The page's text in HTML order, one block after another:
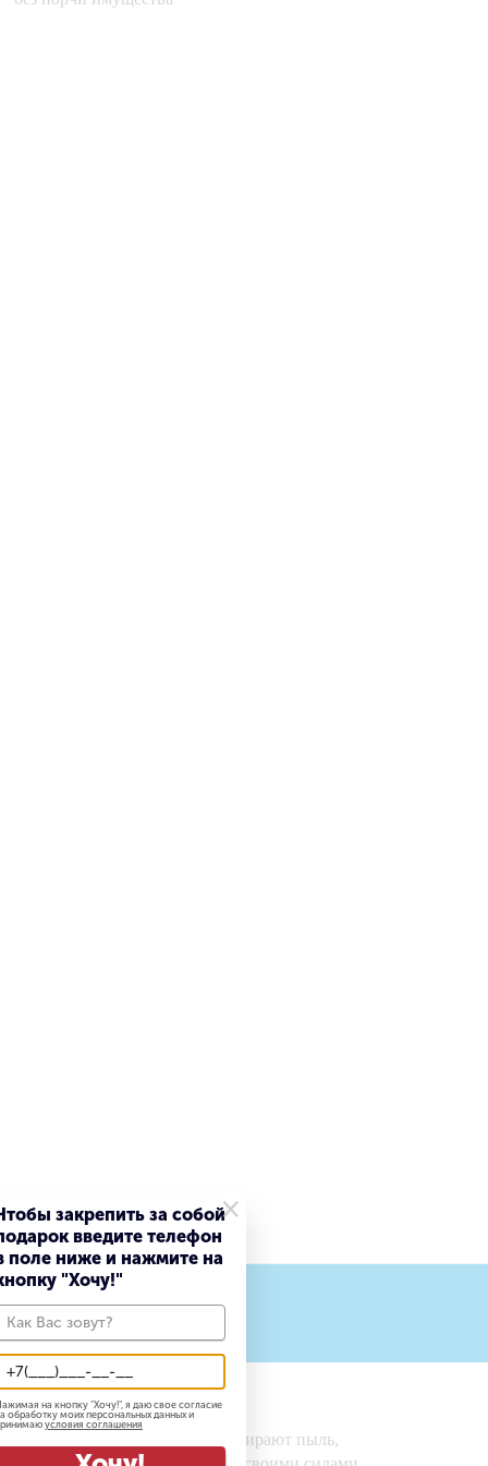
СЕЙЧАС
их изготавливают, собирают пыль,
×
закрепить за собой
введите телефон
поле ниже и нажмите на
"Хочу!"
на кнопку "Хочу!", я даю свое согласие
обработку моих персональных данных и
условия соглашения